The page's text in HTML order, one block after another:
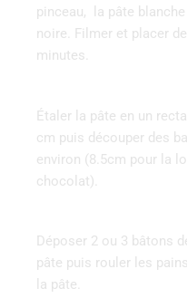
pinceau, la pâte
noire. Filmer et placer
minutes.
Étaler la pâte en un
cm puis découper des
environ (8.5cm pour la
chocolat).
Déposer 2 ou 3 bâtons
pâte puis rouler les
la pâte.